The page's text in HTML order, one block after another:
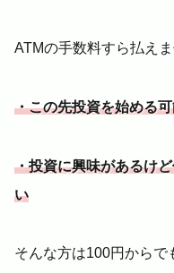
ATMの手数料すら払えま
・この先投資を始める
・投資に興味があるけ
い
そんな方は100円からで